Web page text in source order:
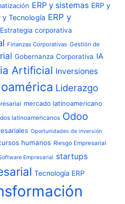
ERP y sistemas ERP y
y Tecnología ERP y
Estrategia corporativa
Finanzas Corporativas Gestión de
Gobernanza Corporativa IA
Artificial Inversiones
Liderazgo
mercado latinoamericano
latinoamericanos Odoo
Oportunidades de inversión
humanos Riesgo Empresarial
Empresarial startups
Tecnología ERP